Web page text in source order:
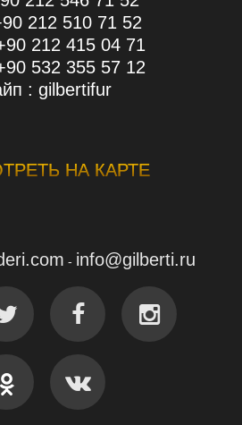
212 510 71 52
212 415 04 71
532 355 57 12
: gilbertifur
НА КАРТЕ
- info@gilberti.ru